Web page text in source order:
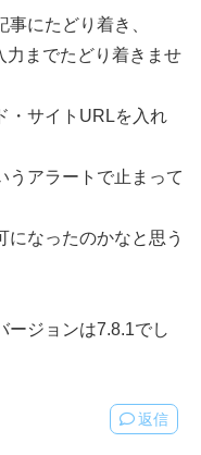
にたどり着き、
力までたどり着きませ
・サイトURLを入れ
うアラートで止まって
になったのかなと思う
ージョンは7.8.1でし
返信